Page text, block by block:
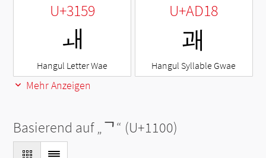
U+3159
ㅙ
Hangul Letter Wae
U+AD18
괘
Hangul Syllable Gwae
Mehr Anzeigen
Basierend auf „ᄀ“ (U+1100)